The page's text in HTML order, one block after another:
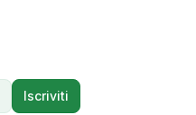
Iscriviti